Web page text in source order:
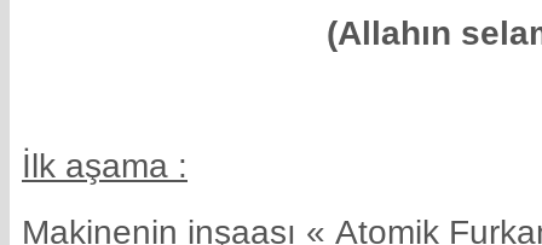
(Allahın
İlk aşama :
Makinenin inşaası « Atomik